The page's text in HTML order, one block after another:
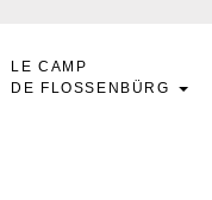
LE CAMP
DE FLOSSENBÜRG